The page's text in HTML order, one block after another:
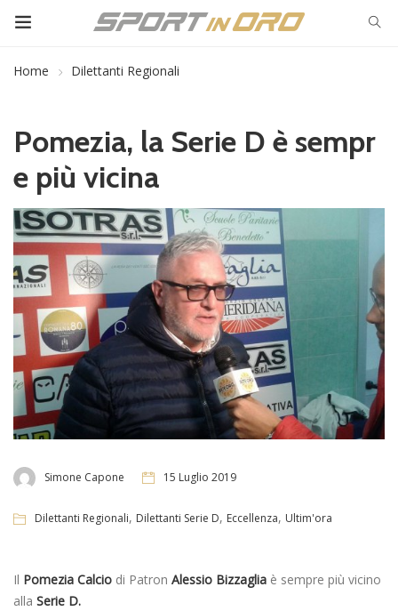
Home Dilettanti Regionali
Pomezia, la Serie D è sempr
e più vicina
Simone Capone 15 Luglio 2019
Dilettanti Regionali, Dilettanti Serie D, Eccellenza, Ultim'ora
Il Pomezia Calcio di Patron Alessio Bizzaglia è sempre più vicino
alla Serie D.